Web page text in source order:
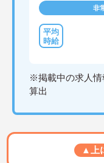
非
※掲載中の求人情
算出
▲上